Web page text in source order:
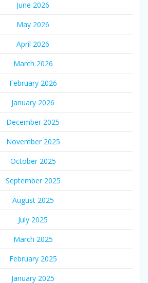
June 2026
May 2026
April 2026
March 2026
February 2026
January 2026
December 2025
November 2025
October 2025
September 2025
August 2025
July 2025
March 2025
February 2025
January 2025